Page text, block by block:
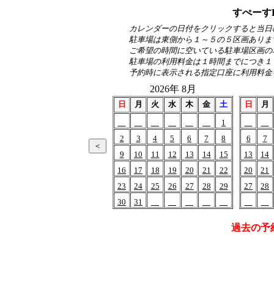
すぺー
カレンダーの日付をクリックすると当
駐車場は東側から１～５の５区画ありま
ご希望の時間に空いている駐車場区画
駐車場の利用料金は１時間までにつき
予約時に表示される指定口座に利用料
2026年 8月
日 月 火 水 木 金
土
1
2
3 4 5 6 7
8
9
10 11 12 13 14
15
16
17 18 19 20 21
22
23
24 25 26 27 28
29
30
31
日 月
6
7
13
14
20
21
27
28
過去の予